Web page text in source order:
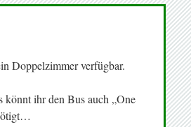
Doppelzimmer verfügbar.
ihr den Bus auch „One